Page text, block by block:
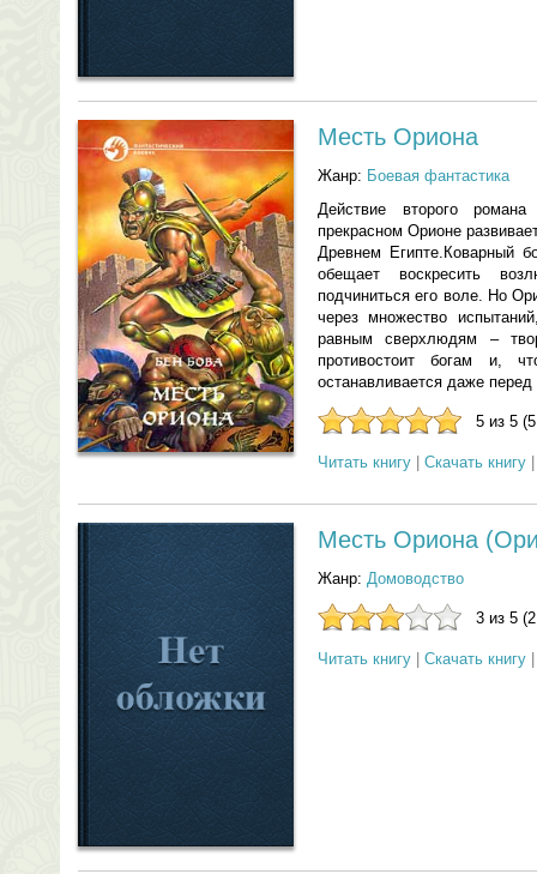
Месть Ориона
Жанр: Боевая фантастика
Действие второго
прекрасном Орионе
Древнем Египте.Коварный
обещает воскресить
подчиниться его воле. Но
через множество
равным сверхлюдям –
противостоит богам и,
останавливается даже
5 из 5
Читать книгу Скачать книгу
Месть Ориона
Жанр: Домоводство
3 из 5
Читать книгу Скачать книгу